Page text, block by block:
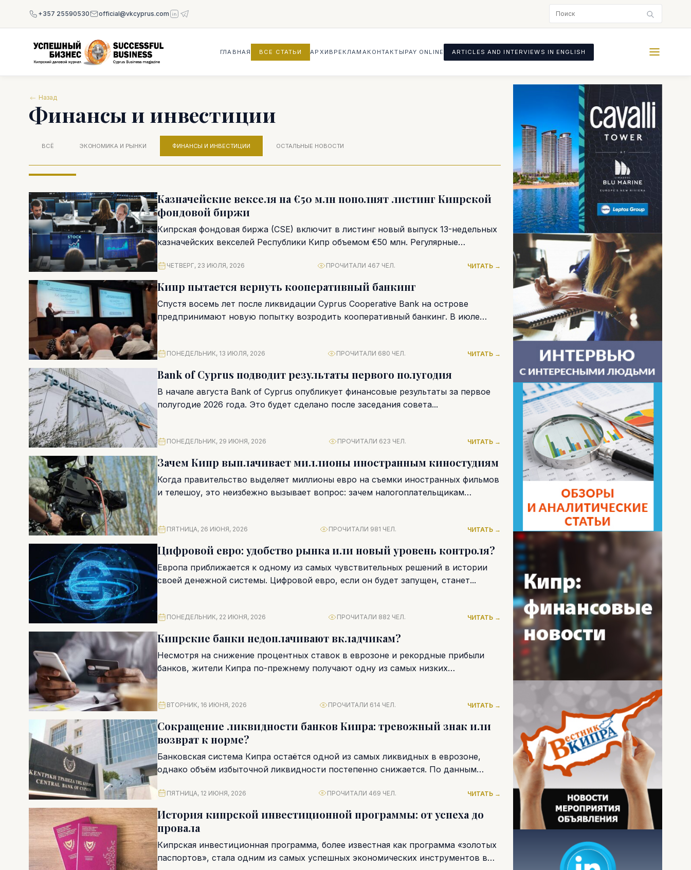
+357 25590530 official@vkcyprus.com
ГЛАВНАЯ ВСЕ СТАТЬИ АРХИВ РЕКЛАМА КОНТАКТЫ PAY ONLINE ARTICLES AND INTERVIEWS IN ENGLISH
Назад
Финансы и инвестиции
ВСЁ ЭКОНОМИКА И РЫНКИ ФИНАНСЫ И ИНВЕСТИЦИИ ОСТАЛЬНЫЕ НОВОСТИ
Казначейские векселя на €50 млн пополнят листинг Кипрской
фондовой биржи
Кипрская фондовая биржа (CSE) включит в листинг новый выпуск 13-недельных
казначейских векселей Республики Кипр объемом €50 млн. Регулярные
ЧЕТВЕРГ, 23 ИЮЛЯ, 2026 ПРОЧИТАЛИ 467 ЧЕЛ. ЧИТАТЬ →
Кипр пытается вернуть кооперативный банкинг
Спустя восемь лет после ликвидации Cyprus Cooperative Bank на острове
предпринимают новую попытку возродить кооперативный банкинг. В июле
ПОНЕДЕЛЬНИК, 13 ИЮЛЯ, 2026 ПРОЧИТАЛИ 680 ЧЕЛ. ЧИТАТЬ →
Bank of Cyprus подводит результаты первого полугодия
В начале августа Bank of Cyprus опубликует финансовые результаты за первое
полугодие 2026 года. Это будет сделано после заседания совета...
ПОНЕДЕЛЬНИК, 29 ИЮНЯ, 2026 ПРОЧИТАЛИ 623 ЧЕЛ. ЧИТАТЬ →
Зачем Кипр выплачивает миллионы иностранным киностудиям
Когда правительство выделяет миллионы евро на съемки иностранных фильмов
и телешоу, это неизбежно вызывает вопрос: зачем налогоплательщикам
ПЯТНИЦА, 26 ИЮНЯ, 2026 ПРОЧИТАЛИ 981 ЧЕЛ. ЧИТАТЬ →
Цифровой евро: удобство рынка или новый уровень контроля?
Европа приближается к одному из самых чувствительных решений в истории
своей денежной системы. Цифровой евро, если он будет запущен, станет...
ПОНЕДЕЛЬНИК, 22 ИЮНЯ, 2026 ПРОЧИТАЛИ 882 ЧЕЛ. ЧИТАТЬ →
Кипрские банки недоплачивают вкладчикам?
Несмотря на снижение процентных ставок в еврозоне и рекордные прибыли
банков, жители Кипра по-прежнему получают одну из самых низких
ВТОРНИК, 16 ИЮНЯ, 2026 ПРОЧИТАЛИ 614 ЧЕЛ. ЧИТАТЬ →
Сокращение ликвидности банков Кипра: тревожный знак или
возврат к норме?
Банковская система Кипра остаётся одной из самых ликвидных в еврозоне,
однако объём избыточной ликвидности постепенно снижается. По данным
ПЯТНИЦА, 12 ИЮНЯ, 2026 ПРОЧИТАЛИ 469 ЧЕЛ. ЧИТАТЬ →
История кипрской инвестиционной программы: от успеха до
провала
Кипрская инвестиционная программа, более известная как программа «золотых
паспортов», стала одним из самых успешных экономических инструментов в